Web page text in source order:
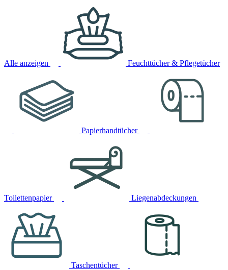
Alle anzeigen Feuchttücher & Pflegetücher
Papierhandtücher
Toilettenpapier Liegenabdeckungen
Taschentücher